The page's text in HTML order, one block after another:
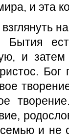
и эта
Бытия
и
Бог
семью и не